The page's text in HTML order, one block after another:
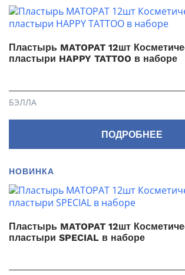
Пластырь MATOPAT 12шт
пластыри HAPPY TATTOO в наборе
БЭЛЛА
ПОДРОБНЕЕ
НОВИНКА
Пластырь MATOPAT 12шт
пластыри SPECIAL в наборе